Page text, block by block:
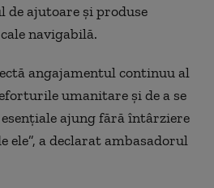
ajutoare și produse
navigabilă.
angajamentul continuu al
umanitare și de a se
ajung fără întârziere
ele”, a declarat ambasadorul